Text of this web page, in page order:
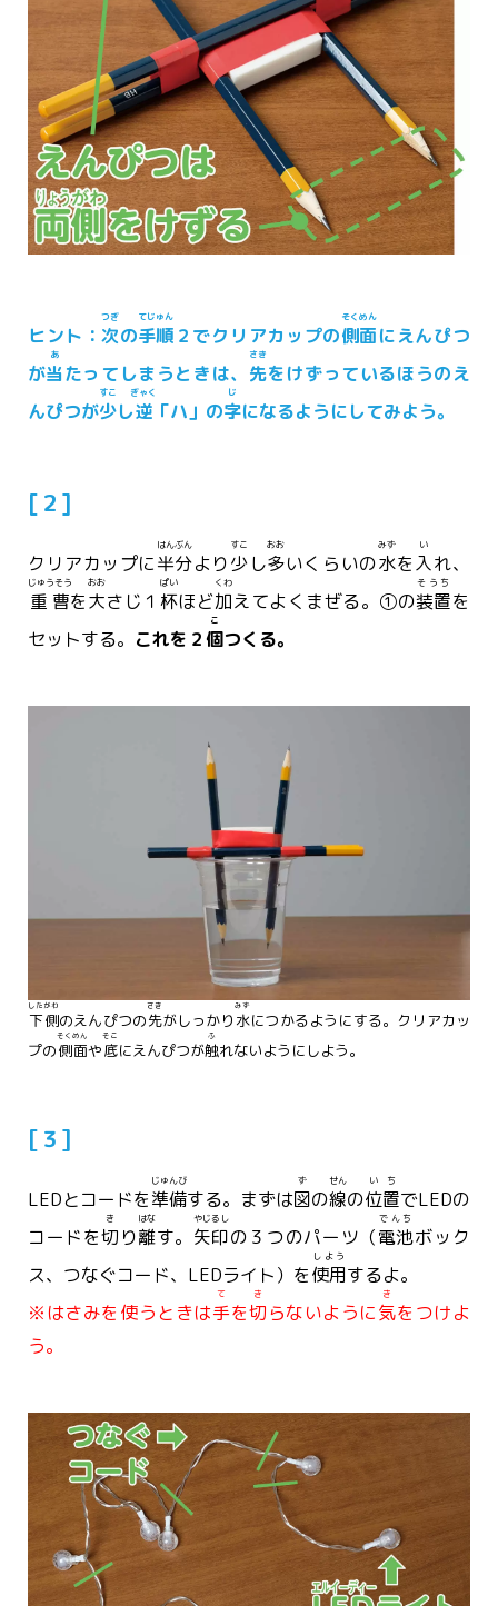
ヒント： 次
つぎ
の手順
てじゅん
２でクリアカップの側面
そくめん
にえんぴつ
が当
あ
たってしまうときは、 先
さき
をけずっているほうのえ
んぴつが少
すこ
し逆
ぎゃく
「ハ」の字
じ
になるようにしてみよう。
[２]
クリアカップに半分
はんぶん
より少
すこ
し多
おお
いくらいの水
みず
を入
い
れ、
重曹
じゅうそう
を大
おお
さじ１ 杯
ぱい
ほど加
くわ
えてよくまぜる。①の装置
そうち
を
セットする。 これを２個
こ
つくる。
下側
したがわ
のえんぴつの先
さき
がしっかり 水
みず
につかるようにする。クリアカッ
プの側面
そくめん
や底
そこ
にえんぴつが触
ふ
れないようにしよう。
[３]
LEDとコードを準備
じゅんび
する。まずは図
ず
の線
せん
の位置
いち
でLEDの
コードを切
き
り離
はな
す。 矢印
やじるし
の３つのパーツ（電池
でんち
ボック
ス、つなぐコード、LEDライト）を使用
しよう
するよ。
※はさみを使うときは手
て
を切
き
らないように気
き
をつけよ
う。